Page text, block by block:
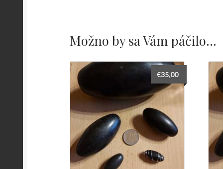
Možno by sa Vám páčilo…
€35,00